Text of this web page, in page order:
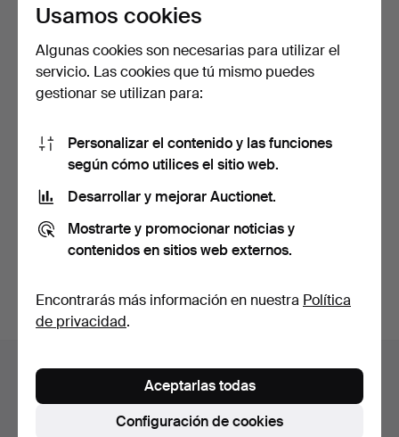
RELOJ DE PARED, 5 uds.,
madera, porcelana,…
106 USD
RELOJ DE CUCO, madera
53 USD
Suscribir búsqueda
También puedes buscar ennuestro archivo de
subastas concluidas.
en
Ayuda y contacto
Contacta con el servicio de atención al cliente
Todas las casas de subastas
Usamos cookies
Algunas cookies son necesarias para utilizar el
servicio. Las cookies que tú mismo puedes
gestionar se utilizan para:
Personalizar el contenido y las funciones
según cómo utilices el sitio web.
Desarrollar y mejorar Auctionet.
Mostrarte y promocionar noticias y
contenidos en sitios web externos.
Encontrarás más información en nuestra Política
de privacidad.
Configuración de cookies
Aceptarlas todas